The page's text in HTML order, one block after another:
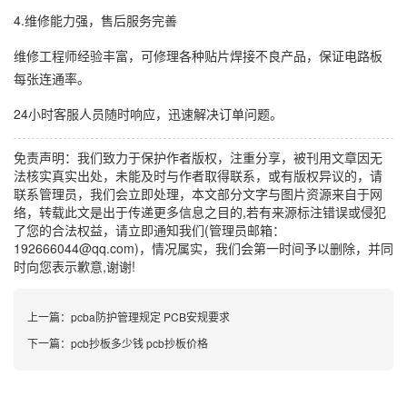
4.维修能力强，售后服务完善
维修工程师经验丰富，可修理各种贴片焊接不良产品，保证电路板
每张连通率。
24小时客服人员随时响应，迅速解决订单问题。
免责声明：我们致力于保护作者版权，注重分享，被刊用文章因无
法核实真实出处，未能及时与作者取得联系，或有版权异议的，请
联系管理员，我们会立即处理，本文部分文字与图片资源来自于网
络，转载此文是出于传递更多信息之目的,若有来源标注错误或侵犯
了您的合法权益，请立即通知我们(管理员邮箱：
192666044@qq.com)，情况属实，我们会第一时间予以删除，并同
时向您表示歉意,谢谢!
上一篇： pcba防护管理规定 PCB安规要求
下一篇： pcb抄板多少钱 pcb抄板价格